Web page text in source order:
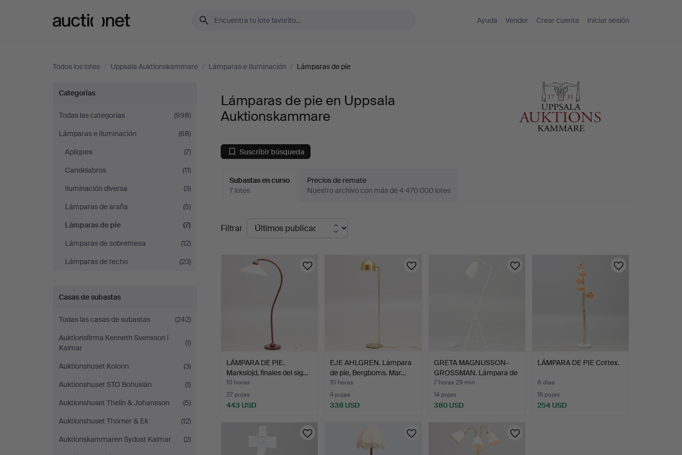
Ayuda Vender Crear cuenta Iniciar sesión
Todos los lotes / Uppsala Auktionskammare / Lámparas e Iluminación / Lámparas de pie
Lámparas
de
pie
en
Uppsala
Auktionskammare
Categorías
Todas las categorías
(998)
Lámparas e Iluminación
(68)
Apliques
(7)
Candelabros
(11)
Iluminación diversa
(3)
Lámparas de araña
(5)
Lámparas de pie
(7)
Lámparas de sobremesa
(12)
Lámparas de techo
(23)
Casas de subastas
Todas las casas de subastas
(242)
Auktionsfirma Kenneth Svensson i
Kalmar
(1)
Auktionshuset Kolonn
(3)
Auktionshuset STO Bohuslän
(1)
Auktionshuset Thelin & Johansson
(5)
Auktionshuset Thörner & Ek
(12)
Auktionskammaren Sydost Kalmar
(2)
Lámparas de pie en Uppsala
Auktionskammare
Suscribir búsqueda
Subastas en curso
7 lotes
Precios de remate
Nuestro archivo con más de 4 470 000 lotes
Subastas
en
Filtrar
LÁMPARA DE PIE.
Markslöjd, finales del sig…
10 horas
27 pujas
443 USD
EJE AHLGREN. Lámpara
de pie, Bergboms. Mar…
10 horas
4 pujas
338 USD
GRETA MAGNUSSON-
GROSSMAN. Lámpara de
pie, …
7 horas 29 min
14 pujas
380 USD
LÁMPARA DE PIE Cottex.
8 días
16 pujas
254 USD